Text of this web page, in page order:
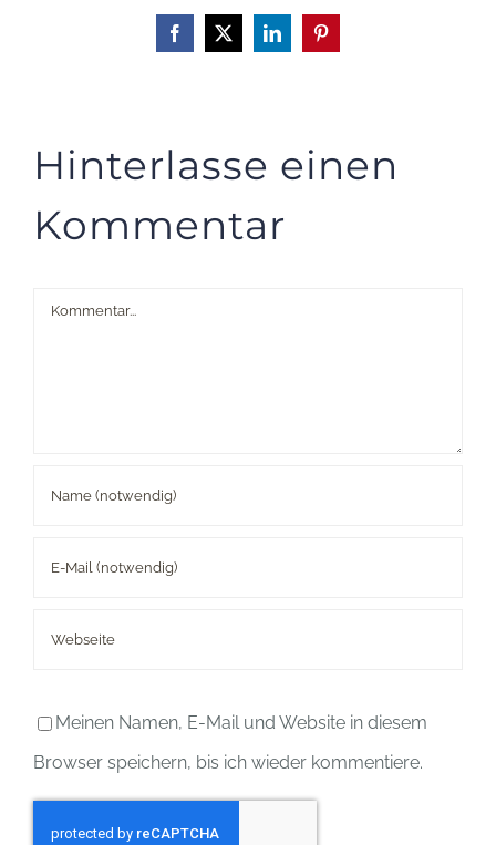
Facebook
X LinkedInPinterest
Hinterlasse einen
Kommentar
Kommentar
Meinen Namen, E-Mail und Website in diesem
Browser speichern, bis ich wieder kommentiere.